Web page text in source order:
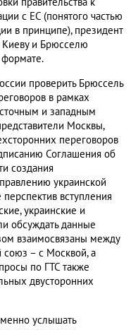
с ЕС (понятого частью
в принципе), президент
и Брюсселю
формате.
проверить Брюссель
в рамках
и западным
Москвы,
переговоров
Соглашения об
создания
украинской
вступления
украинские и
обсуждать данные
взаимосвязаны между
союз – с Москвой, а
по ГТС также
двусторонних
услышать